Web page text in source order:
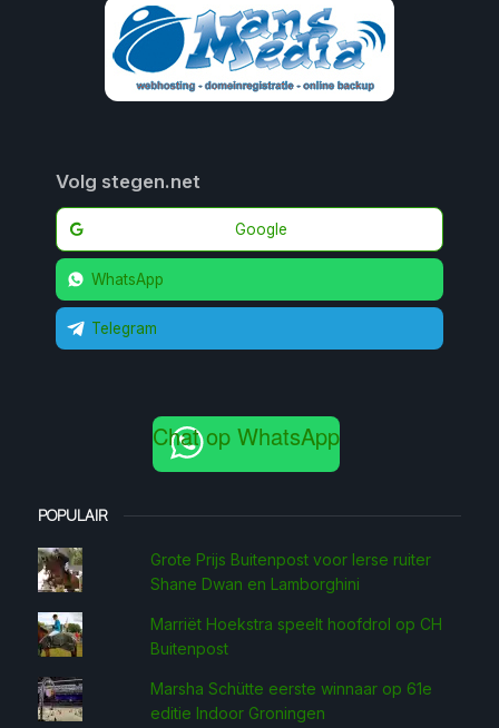
Volg stegen.net
Google
WhatsApp
Telegram
Chat op WhatsApp
POPULAIR
Grote Prijs Buitenpost voor Ierse ruiter
Shane Dwan en Lamborghini
Marriët Hoekstra speelt hoofdrol op CH
Buitenpost
Marsha Schütte eerste win­naar op 61e
editie Indoor Groningen